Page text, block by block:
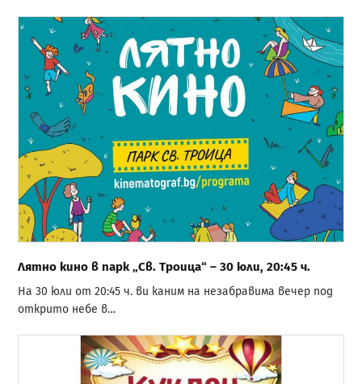
Лятно кино в парк „Св. Троица“ – 30 юли, 20:45 ч.
На 30 юли от 20:45 ч. ви каним на незабравима вечер под
открито небе в…